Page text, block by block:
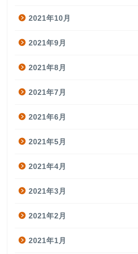
2021年10月
2021年9月
2021年8月
2021年7月
2021年6月
2021年5月
2021年4月
2021年3月
2021年2月
2021年1月